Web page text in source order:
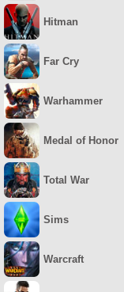
Hitman
Far Cry
Warhammer
Medal of Honor
Total War
Sims
Warcraft